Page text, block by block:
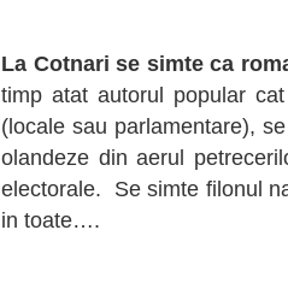
La Cotnari se simte ca
timp atat autorul popular
(locale sau parlamentare),
olandeze din aerul
electorale. Se simte filonul
in toate….